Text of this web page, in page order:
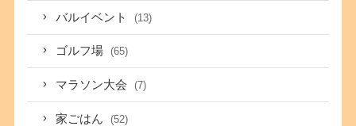
バルイベント (13)
ゴルフ場 (65)
マラソン大会 (7)
家ごはん (52)